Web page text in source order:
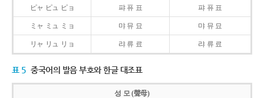
ピャ ピュ ピョ 퍄 퓨 표 퍄 퓨 표
ミャ ミュ ミョ 먀 뮤 묘 먀 뮤 묘
リャ リュ リョ 랴 류 료 랴 류 료
표 5 중국어의 발음 부호와 한글 대조표
성 모 (聲母)